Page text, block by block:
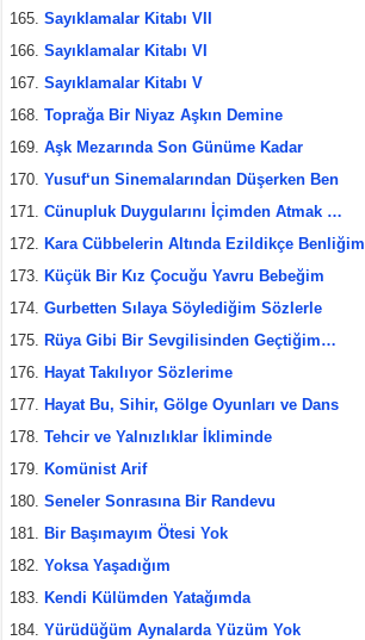
Sayıklamalar Kitabı VII
Sayıklamalar Kitabı VI
Sayıklamalar Kitabı V
Toprağa Bir Niyaz Aşkın Demine
Aşk Mezarında Son Günüme Kadar
Yusuf‘un Sinemalarından Düşerken Ben
Cünupluk Duygularını İçimden Atmak …
Kara Cübbelerin Altında Ezildikçe Benliğim
Küçük Bir Kız Çocuğu Yavru Bebeğim
Gurbetten Sılaya Söylediğim Sözlerle
Rüya Gibi Bir Sevgilisinden Geçtiğim…
Hayat Takılıyor Sözlerime
Hayat Bu, Sihir, Gölge Oyunları ve Dans
Tehcir ve Yalnızlıklar İkliminde
Komünist Arif
Seneler Sonrasına Bir Randevu
Bir Başımayım Ötesi Yok
Yoksa Yaşadığım
Kendi Külümden Yatağımda
Yürüdüğüm Aynalarda Yüzüm Yok